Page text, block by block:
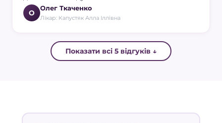
О
Олег Ткаченко
Лікар: Капустяк Алла Іллівна
Показати всі 5 відгуків ↓